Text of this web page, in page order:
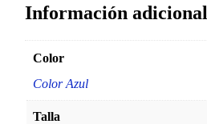
Información adicional
Color
Color Azul
Talla